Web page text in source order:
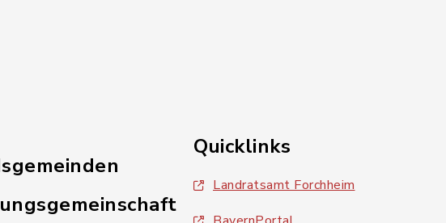
Quicklinks
Landratsamt Forchheim